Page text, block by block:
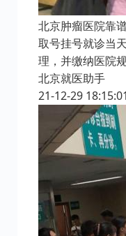
北京肿瘤医院靠
取号挂号就诊当
理，并缴纳医院
北京就医助手
21-12-29 18:15:01